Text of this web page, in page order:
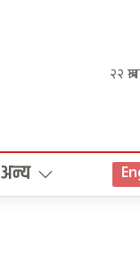
२२
अन्य